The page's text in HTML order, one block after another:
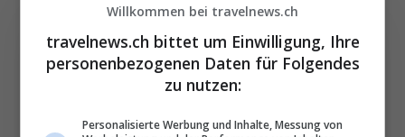
Die wichtigsten und
besten News direkt in
Willkommen bei travelnews.ch
travelnews.ch bittet um Einwilligung, Ihre
personenbezogenen Daten für Folgendes
zu nutzen:
Personalisierte Werbung und Inhalte, Messung von